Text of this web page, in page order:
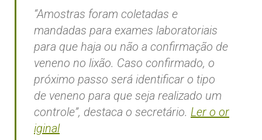
“Amostras foram coletadas e
mandadas para exames laboratoriais
para que haja ou não a confirmação de
veneno no lixão. Caso confirmado, o
próximo passo será identificar o tipo
de veneno para que seja realizado um
controle”, destaca o secretário. Ler o or
iginal